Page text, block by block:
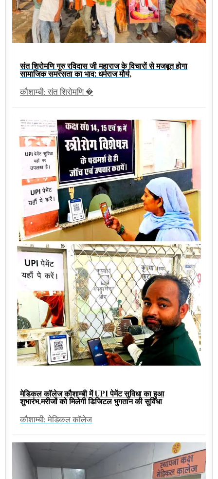
संत शिरोमणि गुरु रविदास जी महाराज के विचारों से मजबूत होगा
सामाजिक समरसता का भाव: धर्मराज मौर्य,
कौशाम्बी: संत शिरोमणि �
मेडिकल कॉलेज कौशाम्बी में UPI पेमेंट सुविधा का हुआ
शुभारंभ,मरीजों को मिलेगी डिजिटल भुगतान की सुविधा
कौशाम्बी: मेडिकल कॉलेज